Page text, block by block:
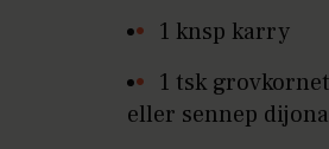
1 knsp karry
1 tsk
eller sennep